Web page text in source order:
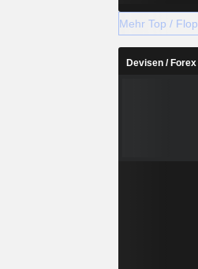
Mehr Top / Flop
Devisen / Forex